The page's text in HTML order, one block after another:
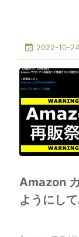
 2022-10-24
Amazon
ようにし